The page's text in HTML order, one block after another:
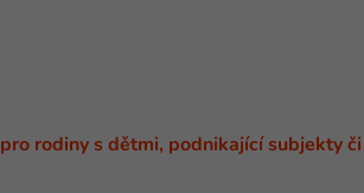
rodiny s dětmi, podnikající subjekty